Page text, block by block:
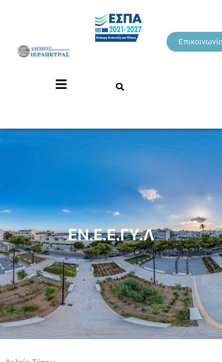
ΕΝ.Ε.Ε.ΓΥ.Λ